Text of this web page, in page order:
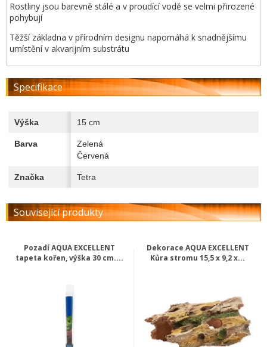
Rostliny jsou barevně stálé a v proudící vodě se velmi přirozené
pohybují
Těžší základna v přírodním designu napomáhá k snadnějšímu
umístění v akvarijním substrátu
Specifikace
Výška 15 cm
Barva
Zelená
Červená
Značka Tetra
Související produkty
Pozadí AQUA EXCELLENT
tapeta kořen, výška 30 cm....
Dekorace AQUA EXCELLENT
Kůra stromu 15,5 x 9,2 x...